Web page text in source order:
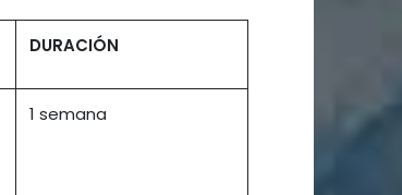
DURACIÓN
1 semana